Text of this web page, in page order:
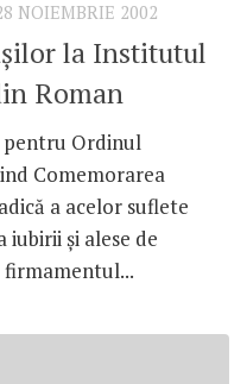
NOIEMBRIE 2002
la Institutul
Roman
pentru Ordinul
Comemorarea
a acelor suflete
iubirii şi alese de
firmamentul...